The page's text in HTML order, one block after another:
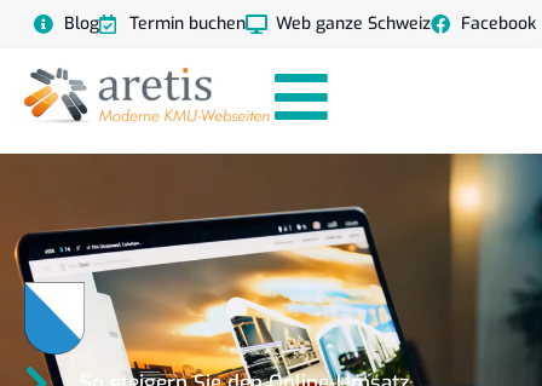
Blog Termin buchen Web ganze Schweiz Facebook